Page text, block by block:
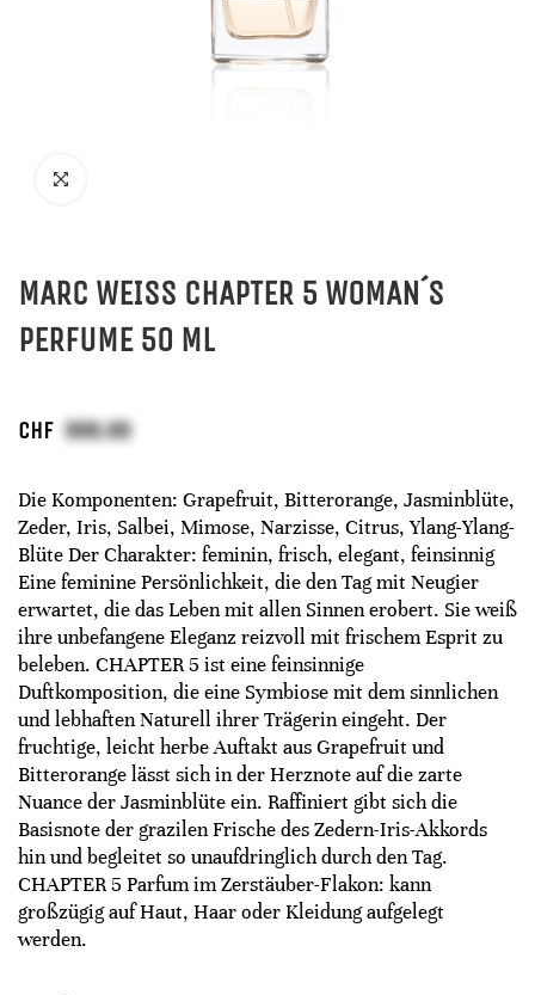
MARC WEISS CHAPTER 5 WOMAN´S
PERFUME 50 ML
CHF
Die Komponenten: Grapefruit, Bitterorange, Jasminblüte,
Zeder, Iris, Salbei, Mimose, Narzisse, Citrus, Ylang-Ylang-
Blüte Der Charakter: feminin, frisch, elegant, feinsinnig
Eine feminine Persönlichkeit, die den Tag mit Neugier
erwartet, die das Leben mit allen Sinnen erobert. Sie weiß
ihre unbefangene Eleganz reizvoll mit frischem Esprit zu
beleben. CHAPTER 5 ist eine feinsinnige
Duftkomposition, die eine Symbiose mit dem sinnlichen
und lebhaften Naturell ihrer Trägerin eingeht. Der
fruchtige, leicht herbe Auftakt aus Grapefruit und
Bitterorange lässt sich in der Herznote auf die zarte
Nuance der Jasminblüte ein. Raffiniert gibt sich die
Basisnote der grazilen Frische des Zedern-Iris-Akkords
hin und begleitet so unaufdringlich durch den Tag.
CHAPTER 5 Parfum im Zerstäuber-Flakon: kann
großzügig auf Haut, Haar oder Kleidung aufgelegt
werden.